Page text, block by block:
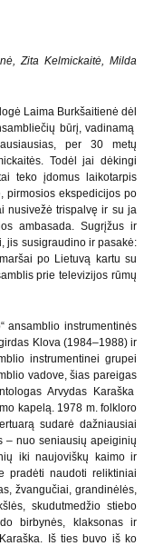
Zita Kelmickaitė, Milda
Laima Burkšaitienė dėl
būrį, vadinamą
per 30 metų
Todėl jai dėkingi
teko įdomus laikotarpis
pirmosios ekspedicijos po
nusivežė trispalvę ir su ja
ambasada. Sugrįžus ir
jis susigraudino ir pasakė:
po Lietuvą kartu su
prie televizijos rūmų
ansamblio instrumentinės
Klova (1984–1988) ir
instrumentinei grupei
vadove, šias pareigas
Arvydas Karaška
kapelą. 1978 m. folkloro
sudarė dažniausiai
– nuo seniausių apeiginių
iki naujoviškų kaimo ir
pradėti naudoti reliktiniai
žvangučiai, grandinėlės,
skudutmedžio stiebo
birbynės, klaksonas ir
Iš ties buvo iš ko